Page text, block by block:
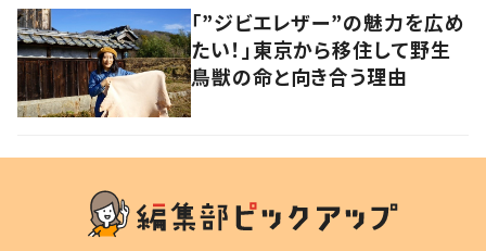
「”ジビエレザー”の魅力を広め
たい！」東京から移住して野生
鳥獣の命と向き合う理由